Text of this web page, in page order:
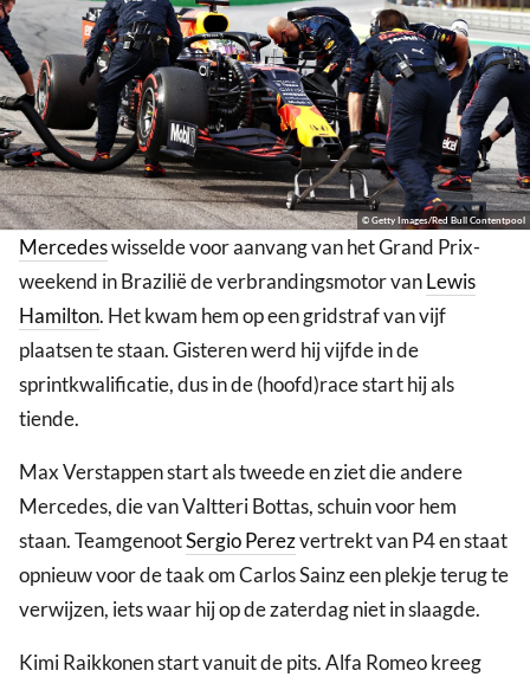
© Getty Images/Red Bull Contentpool
Mercedeswisselde voor aanvang van het Grand Prix-
weekend in Brazilië de verbrandingsmotor vanLewis
Hamilton. Het kwam hem op een gridstraf van vijf
plaatsen te staan. Gisteren werd hij vijfde in de
sprintkwalificatie, dus in de (hoofd)race start hij als
tiende.
Max Verstappen start als tweede en ziet die andere
Mercedes, die van Valtteri Bottas, schuin voor hem
staan. TeamgenootSergio Perezvertrekt van P4 en staat
opnieuw voor de taak om Carlos Sainz een plekje terug te
verwijzen, iets waar hij op de zaterdag niet in slaagde.
Kimi Raikkonen start vanuit de pits. Alfa Romeo kreeg